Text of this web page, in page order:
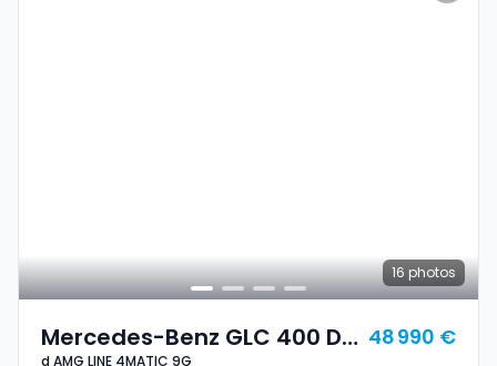
16 photos
Mercedes-Benz GLC 400 D
d AMG LINE 4MATIC 9G
48 990 €